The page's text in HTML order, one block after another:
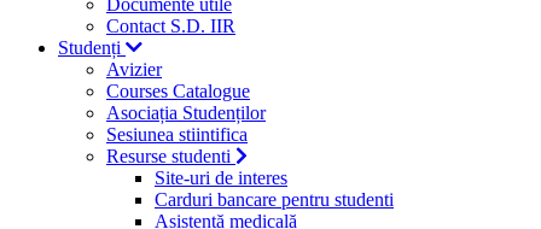
Documente utile
Contact S.D. IIR
Studenți
Avizier
Courses Catalogue
Asociația Studenților
Sesiunea stiintifica
Resurse studenti
Site-uri de interes
Carduri bancare pentru studenti
Asistență medicală